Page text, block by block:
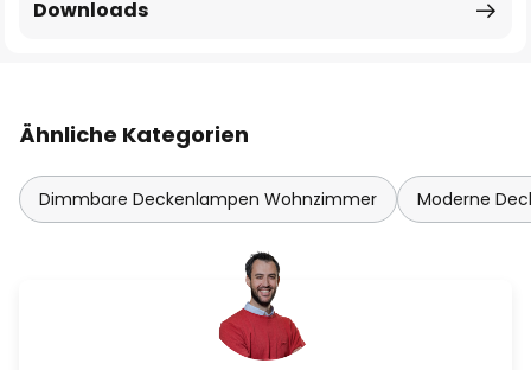
Downloads
Ähnliche Kategorien
Dimmbare Deckenlampen Wohnzimmer Moderne